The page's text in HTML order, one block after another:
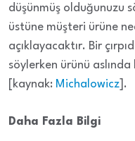
düşünmüş olduğunuzu
üstüne müşteri ürüne
açıklayacaktır. Bir
söylerken ürünü
[kaynak: Michalowicz ].
Daha Fazla Bilgi